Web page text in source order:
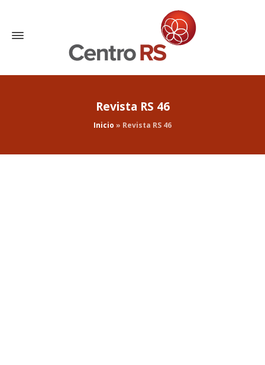
Revista RS 46
Inicio » Revista RS 46